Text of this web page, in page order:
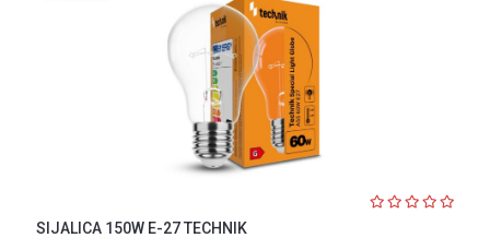
SIJALICA 150W E-27 TECHNIK